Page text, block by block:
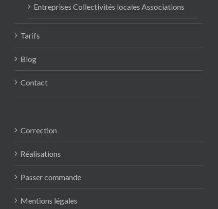
Entreprises Collectivités locales Associations
Tarifs
Blog
Contact
Correction
Réalisations
Passer commande
Mentions légales